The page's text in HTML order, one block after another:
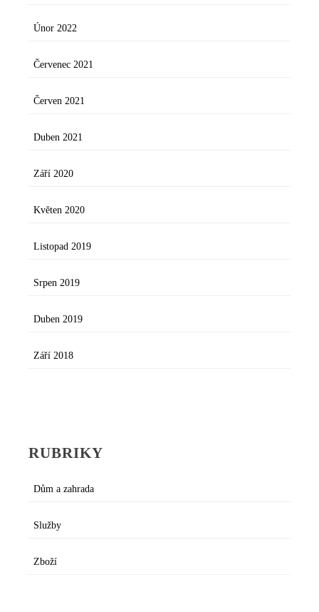
Únor 2022
Červenec 2021
Červen 2021
Duben 2021
Září 2020
Květen 2020
Listopad 2019
Srpen 2019
Duben 2019
Září 2018
RUBRIKY
Dům a zahrada
Služby
Zboží